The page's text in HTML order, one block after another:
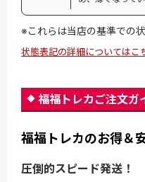
※これらは当店の基準での
状態表記の詳細についてはこ
福福トレカご注文ガ
福福トレカのお得＆
圧倒的スピード発送！